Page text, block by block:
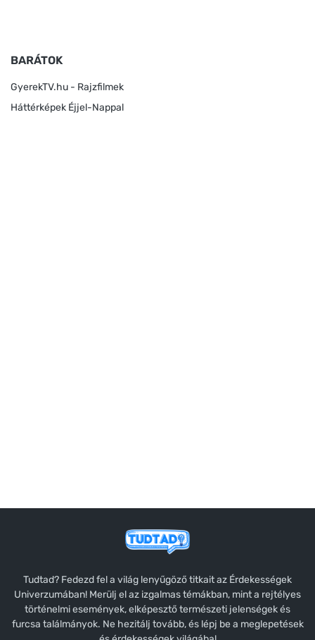
BARÁTOK
GyerekTV.hu - Rajzfilmek
Háttérképek Éjjel-Nappal
Tudtad? Fedezd fel a világ lenyűgöző titkait az Érdekességek
Univerzumában! Merülj el az izgalmas témákban, mint a rejtélyes
történelmi események, elképesztő természeti jelenségek és
furcsa találmányok. Ne hezitálj tovább, és lépj be a meglepetések